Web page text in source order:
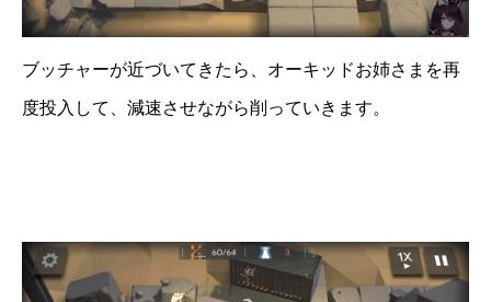
ブッチャーが近づいてきたら、オーキッドお姉さまを再
度投入して、減速させながら削っていきます。